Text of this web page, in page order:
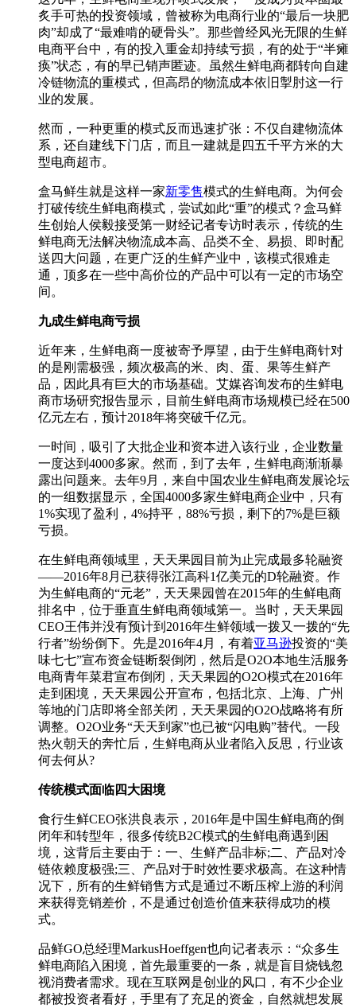
炙手可热的投资领域，曾被称为电商行业的“最后一块肥
肉”却成了“最难啃的硬骨头”。那些曾经风光无限的生鲜
电商平台中，有的投入重金却持续亏损，有的处于“半瘫
痪”状态，有的早已销声匿迹。虽然生鲜电商都转向自建
冷链物流的重模式，但高昂的物流成本依旧掣肘这一行
业的发展。
然而，一种更重的模式反而迅速扩张：不仅自建物流体
系，还自建线下门店，而且一建就是四五千平方米的大
型电商超市。
盒马鲜生就是这样一家新零售模式的生鲜电商。为何会
打破传统生鲜电商模式，尝试如此“重”的模式？盒马鲜
生创始人侯毅接受第一财经记者专访时表示，传统的生
鲜电商无法解决物流成本高、品类不全、易损、即时配
送四大问题，在更广泛的生鲜产业中，该模式很难走
通，顶多在一些中高价位的产品中可以有一定的市场空
间。
九成生鲜电商亏损
近年来，生鲜电商一度被寄予厚望，由于生鲜电商针对
的是刚需极强，频次极高的米、肉、蛋、果等生鲜产
品，因此具有巨大的市场基础。艾媒咨询发布的生鲜电
商市场研究报告显示，目前生鲜电商市场规模已经在500
亿元左右，预计2018年将突破千亿元。
一时间，吸引了大批企业和资本进入该行业，企业数量
一度达到4000多家。然而，到了去年，生鲜电商渐渐暴
露出问题来。去年9月，来自中国农业生鲜电商发展论坛
的一组数据显示，全国4000多家生鲜电商企业中，只有
1%实现了盈利，4%持平，88%亏损，剩下的7%是巨额
亏损。
在生鲜电商领域里，天天果园目前为止完成最多轮融资
——2016年8月已获得张江高科1亿美元的D轮融资。作
为生鲜电商的“元老”，天天果园曾在2015年的生鲜电商
排名中，位于垂直生鲜电商领域第一。当时，天天果园
CEO王伟并没有预计到2016年生鲜领域一拨又一拨的“先
行者”纷纷倒下。先是2016年4月，有着亚马逊投资的“美
味七七”宣布资金链断裂倒闭，然后是O2O本地生活服务
电商青年菜君宣布倒闭，天天果园的O2O模式在2016年
走到困境，天天果园公开宣布，包括北京、上海、广州
等地的门店即将全部关闭，天天果园的O2O战略将有所
调整。O2O业务“天天到家”也已被“闪电购”替代。一段
热火朝天的奔忙后，生鲜电商从业者陷入反思，行业该
何去何从?
传统模式面临四大困境
食行生鲜CEO张洪良表示，2016年是中国生鲜电商的倒
闭年和转型年，很多传统B2C模式的生鲜电商遇到困
境，这背后主要由于：一、生鲜产品非标;二、产品对冷
链依赖度极强;三、产品对于时效性要求极高。在这种情
况下，所有的生鲜销售方式是通过不断压榨上游的利润
来获得竞销差价，不是通过创造价值来获得成功的模
式。
品鲜GO总经理MarkusHoeffgen也向记者表示：“众多生
鲜电商陷入困境，首先最重要的一条，就是盲目烧钱忽
视消费者需求。现在互联网是创业的风口，有不少企业
都被投资者看好，手里有了充足的资金，自然就想发展